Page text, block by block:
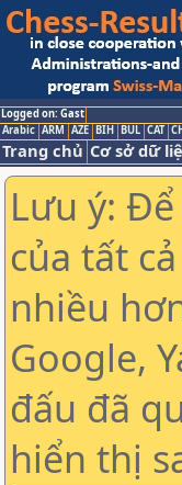
Logged on: Gast
Arabic ARM AZE BIH BUL CAT
Trang chủ Cơ sở dữ
Lưu ý:
của tất
nhiều
Google,
đấu đã
hiển thị